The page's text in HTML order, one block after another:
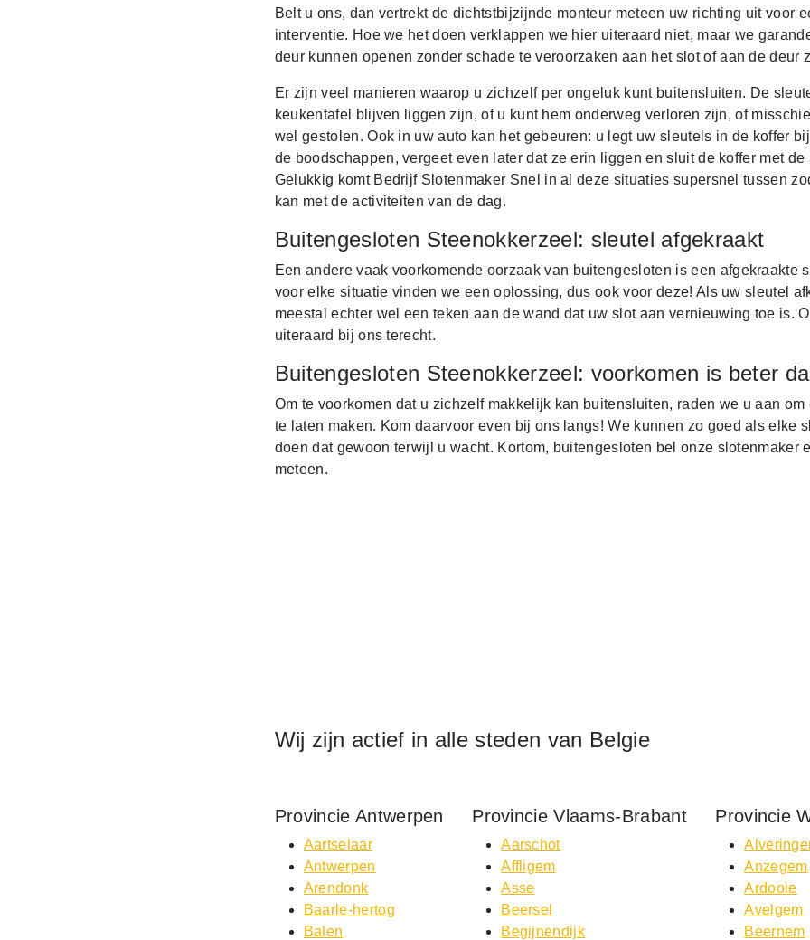
Belt u ons, dan vertrekt de dichtstbijzijnde monteur meteen uw richting uit voor
interventie. Hoe we het doen verklappen we hier uiteraard niet, maar we
deur kunnen openen zonder schade te veroorzaken aan het slot of aan de deur
Er zijn veel manieren waarop u zichzelf per ongeluk kunt buitensluiten. De
keukentafel blijven liggen zijn, of u kunt hem onderweg verloren zijn, of
wel gestolen. Ook in uw auto kan het gebeuren: u legt uw sleutels in de koffer
de boodschappen, vergeet even later dat ze erin liggen en sluit de koffer met de
Gelukkig komt Bedrijf Slotenmaker Snel in al deze situaties supersnel tussen
kan met de activiteiten van de dag.
Buitengesloten Steenokkerzeel: sleutel afgekraakt
Een andere vaak voorkomende oorzaak van buitengesloten is een afgekraakte
voor elke situatie vinden we een oplossing, dus ook voor deze! Als uw sleutel
meestal echter wel een teken aan de wand dat uw slot aan vernieuwing toe is.
uiteraard bij ons terecht.
Buitengesloten Steenokkerzeel: voorkomen is beter
Om te voorkomen dat u zichzelf makkelijk kan buitensluiten, raden we u aan om
te laten maken. Kom daarvoor even bij ons langs! We kunnen zo goed als elke
doen dat gewoon terwijl u wacht. Kortom, buitengesloten bel onze slotenmaker
meteen.
Wij zijn actief in alle steden van Belgie
Provincie Antwerpen
Aartselaar
Antwerpen
Arendonk
Baarle-hertog
Balen
Provincie Vlaams-Brabant
Aarschot
Affligem
Asse
Beersel
Begijnendijk
Provincie
Anzegem
Ardooie
Avelgem
Beernem